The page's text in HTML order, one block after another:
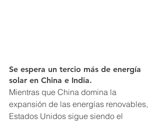
Se espera un tercio más de energía
solar en China e India.
Mientras que China domina la
expansión de las energías renovables,
Estados Unidos sigue siendo el